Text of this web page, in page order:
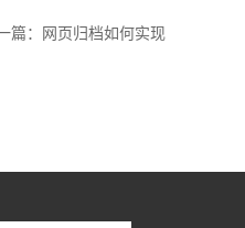
篇： 网页归档如何实现